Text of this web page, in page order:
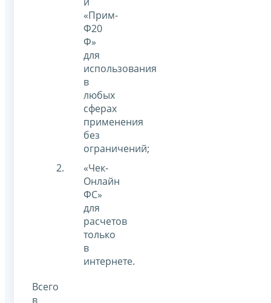
«Прим-
Ф20
Ф»
для
использования
в
любых
сферах
применения
без
ограничений;
«Чек-
Онлайн
ФС»
для
расчетов
только
в
интернете.
Всего
в